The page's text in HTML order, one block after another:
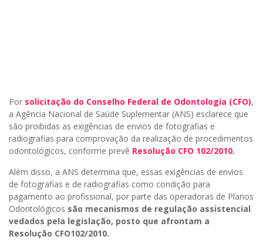
Por solicitação do Conselho Federal de Odontologia (CFO),
a Agência Nacional de Saúde Suplementar (ANS) esclarece que
são proibidas as exigências de envios de fotografias e
radiografias para comprovação da realização de procedimentos
odontológicos, conforme prevê Resolução CFO 102/2010.
Além disso, a ANS determina que, essas exigências de envios
de fotografias e de radiografias como condição para
pagamento ao profissional, por parte das operadoras de Planos
Odontológicos são mecanismos de regulação assistencial
vedados pela legislação, posto que afrontam a
Resolução CFO102/2010.